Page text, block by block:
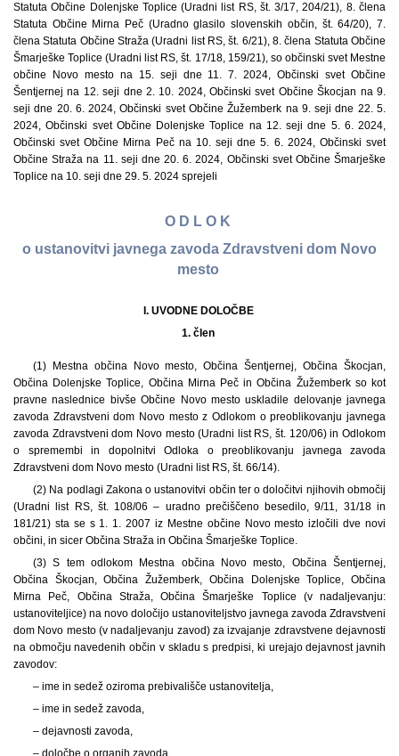
Statuta Občine Dolenjske Toplice (Uradni list RS, št. 3/17, 204/21), 8. člena
Statuta Občine Mirna Peč (Uradno glasilo slovenskih občin, št. 64/20), 7.
člena Statuta Občine Straža (Uradni list RS, št. 6/21), 8. člena Statuta Občine
Šmarješke Toplice (Uradni list RS, št. 17/18, 159/21), so občinski svet Mestne
občine Novo mesto na 15. seji dne 11. 7. 2024, Občinski svet Občine
Šentjernej na 12. seji dne 2. 10. 2024, Občinski svet Občine Škocjan na 9.
seji dne 20. 6. 2024, Občinski svet Občine Žužemberk na 9. seji dne 22. 5.
2024, Občinski svet Občine Dolenjske Toplice na 12. seji dne 5. 6. 2024,
Občinski svet Občine Mirna Peč na 10. seji dne 5. 6. 2024, Občinski svet
Občine Straža na 11. seji dne 20. 6. 2024, Občinski svet Občine Šmarješke
Toplice na 10. seji dne 29. 5. 2024 sprejeli
O D L O K
o ustanovitvi javnega zavoda Zdravstveni dom Novo
mesto
I. UVODNE DOLOČBE
1. člen
(1) Mestna občina Novo mesto, Občina Šentjernej, Občina Škocjan,
Občina Dolenjske Toplice, Občina Mirna Peč in Občina Žužemberk so kot
pravne naslednice bivše Občine Novo mesto uskladile delovanje javnega
zavoda Zdravstveni dom Novo mesto z Odlokom o preoblikovanju javnega
zavoda Zdravstveni dom Novo mesto (Uradni list RS, št. 120/06) in Odlokom
o spremembi in dopolnitvi Odloka o preoblikovanju javnega zavoda
Zdravstveni dom Novo mesto (Uradni list RS, št. 66/14).
(2) Na podlagi Zakona o ustanovitvi občin ter o določitvi njihovih območij
(Uradni list RS, št. 108/06 – uradno prečiščeno besedilo, 9/11, 31/18 in
181/21) sta se s 1. 1. 2007 iz Mestne občine Novo mesto izločili dve novi
občini, in sicer Občina Straža in Občina Šmarješke Toplice.
(3) S tem odlokom Mestna občina Novo mesto, Občina Šentjernej,
Občina Škocjan, Občina Žužemberk, Občina Dolenjske Toplice, Občina
Mirna Peč, Občina Straža, Občina Šmarješke Toplice (v nadaljevanju:
ustanoviteljice) na novo določijo ustanoviteljstvo javnega zavoda Zdravstveni
dom Novo mesto (v nadaljevanju zavod) za izvajanje zdravstvene dejavnosti
na območju navedenih občin v skladu s predpisi, ki urejajo dejavnost javnih
zavodov:
– ime in sedež oziroma prebivališče ustanovitelja,
– ime in sedež zavoda,
– dejavnosti zavoda,
– določbe o organih zavoda,